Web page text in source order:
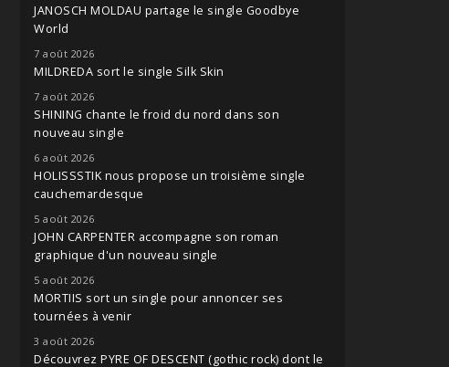
JANOSCH MOLDAU partage le single Goodbye
World
7 août 2026
MILDREDA sort le single Silk Skin
7 août 2026
SHINING chante le froid du nord dans son
nouveau single
6 août 2026
HOLISSSTIK nous propose un troisième single
cauchemardesque
5 août 2026
JOHN CARPENTER accompagne son roman
graphique d'un nouveau single
5 août 2026
MORTIIS sort un single pour annoncer ses
tournées à venir
3 août 2026
Découvrez PYRE OF DESCENT (gothic rock) dont le